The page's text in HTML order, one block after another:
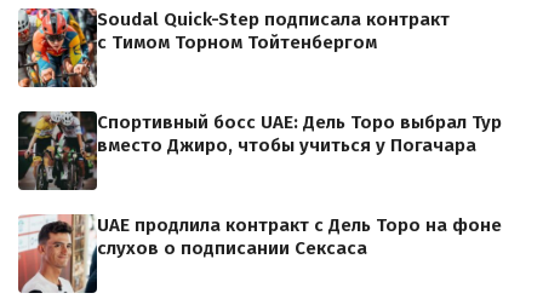
Soudal Quick-Step подписала контракт
с Тимом Торном Тойтенбергом
Спортивный босс UAE: Дель Торо выбрал Тур
вместо Джиро, чтобы учиться у Погачара
UAE продлила контракт с Дель Торо на фоне
слухов о подписании Сексаса